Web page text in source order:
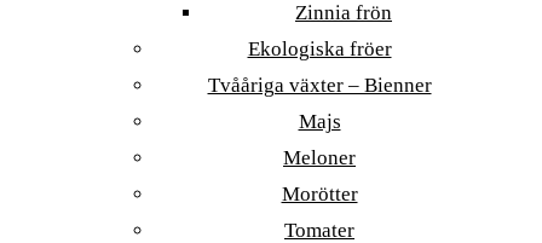
Zinnia frön
Ekologiska fröer
Tvååriga växter – Bienner
Majs
Meloner
Morötter
Tomater